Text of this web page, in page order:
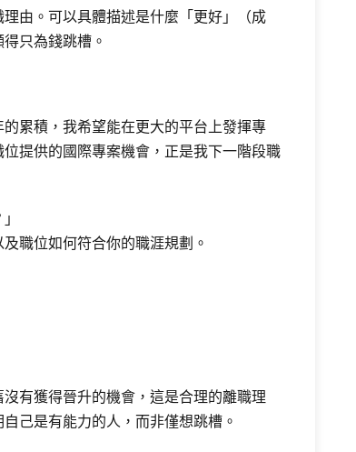
由。可以具體描述是什麼「更好」（成
只為錢跳槽。
累積，我希望能在更大的平台上發揮專
提供的國際專案機會，正是我下一階段職
職位如何符合你的職涯規劃。
有獲得晉升的機會，這是合理的離職理
己是有能力的人，而非僅想跳槽。